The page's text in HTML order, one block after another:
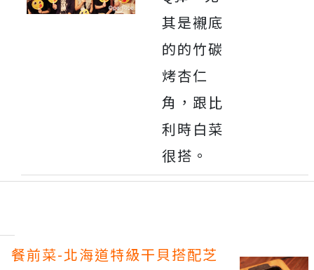
其是襯底
的的竹碳
烤杏仁
角，跟比
利時白菜
很搭。
餐前菜-北海道特級干貝搭配芝